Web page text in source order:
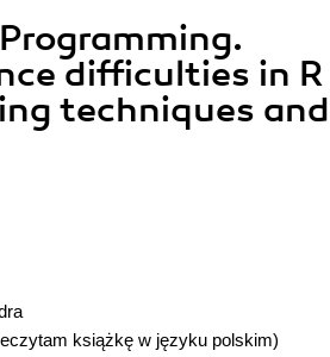
difficulties in R
techniques and
książkę w języku polskim)